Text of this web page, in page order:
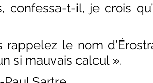
t-il, je crois
le nom
si mauvais calcul ».